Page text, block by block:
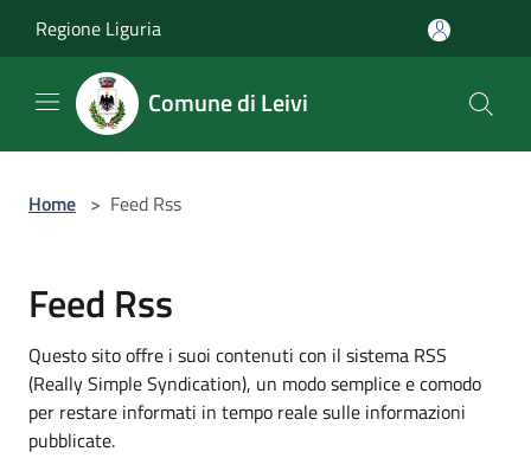
Regione Liguria
Comune di Leivi
Home > Feed Rss
Feed Rss
Questo sito offre i suoi contenuti con il sistema RSS
(Really Simple Syndication), un modo semplice e comodo
per restare informati in tempo reale sulle informazioni
pubblicate.